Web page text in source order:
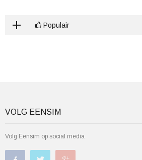
Populair
VOLG EENSIM
Volg Eensim op social media